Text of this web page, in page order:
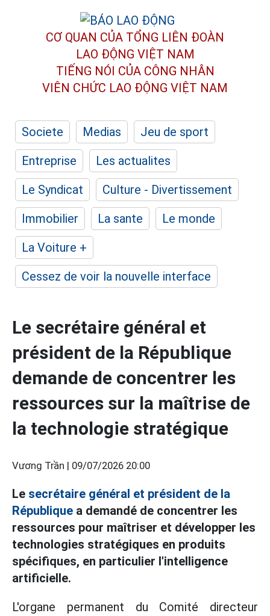
CƠ QUAN CỦA TỔNG LIÊN ĐOÀN
LAO ĐỘNG VIỆT NAM
TIẾNG NÓI CỦA CÔNG NHÂN
VIÊN CHỨC LAO ĐỘNG VIỆT NAM
Societe Medias
Jeu de sport
Entreprise
Les actualites
Le Syndicat
Culture - Divertissement
Immobilier
La sante
Le monde
La Voiture +
Cessez de voir la nouvelle interface
Le secrétaire général et
président de la République
demande de concentrer les
ressources sur la maîtrise de
la technologie stratégique
Vương Trần | 09/07/2026 20:00
Le secrétaire général et président de la
République a demandé de concentrer les
ressources pour maîtriser et développer les
technologies stratégiques en produits
spécifiques, en particulier l'intelligence
artificielle.
L'organe permanent du Comité directeur